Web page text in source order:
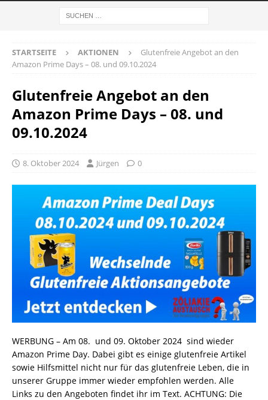
STARTSEITE AKTIONEN
Glutenfreie Angebot an den
Amazon Prime Days – 08. und 09.10.2024
Glutenfreie Angebot an den
Amazon Prime Days – 08. und
09.10.2024
8. Oktober 2024 Jürgen 0
WERBUNG – Am 08. und 09. Oktober 2024 sind wieder
Amazon Prime Day. Dabei gibt es einige glutenfreie Artikel
sowie Hilfsmittel nicht nur für das glutenfreie Leben, die in
unserer Gruppe immer wieder empfohlen werden. Alle
Links zu den Angeboten findet ihr im Text. ACHTUNG: Die